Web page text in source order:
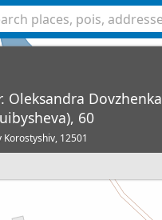
Oleksandra Dovzhenka
60
Korostyshiv, 12501
%>